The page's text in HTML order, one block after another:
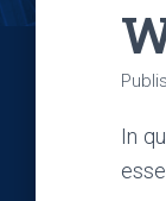
In